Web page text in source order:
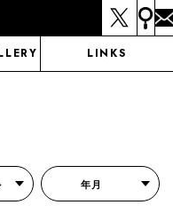
LINKS
年月